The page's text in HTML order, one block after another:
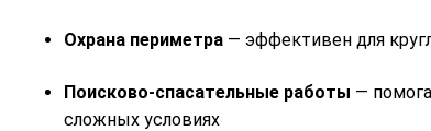
Охрана периметра— эффективен для
Поисково-спасательные работы —
сложных условиях